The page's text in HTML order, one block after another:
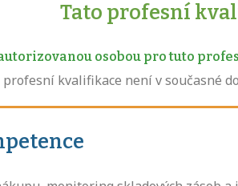
Tato profesní
osobou pro tuto
kvalifikace není v současné